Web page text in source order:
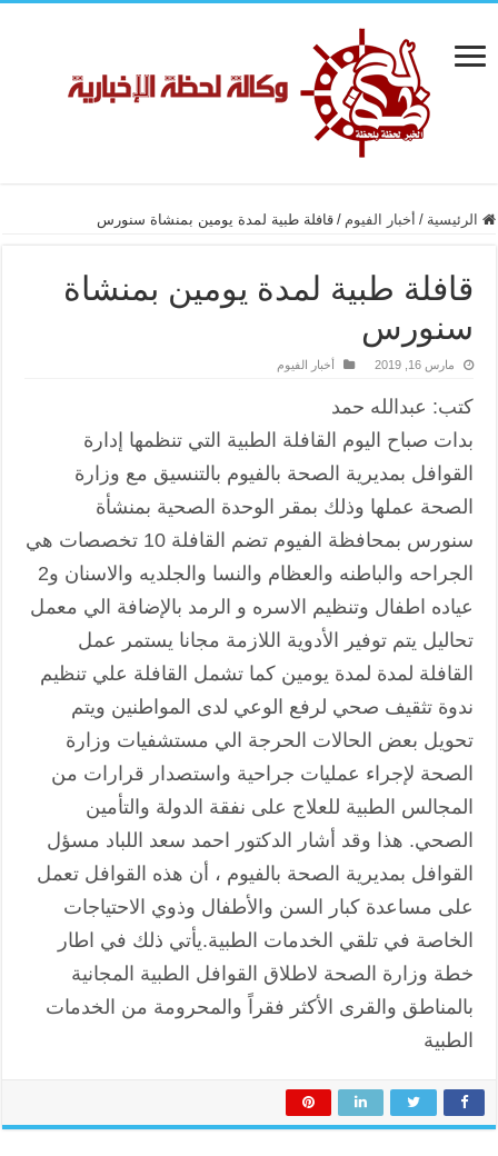
الرئيسية / أخبار الفيوم / قافلة طبية لمدة يومين بمنشاة سنورس
قافلة طبية لمدة يومين بمنشاة
سنورس
مارس 16, 2019 أخبار الفيوم
كتب: عبدالله حمد
بدات صباح اليوم القافلة الطبية التي تنظمها إدارة
القوافل بمديرية الصحة بالفيوم بالتنسيق مع وزارة
الصحة عملها وذلك بمقر الوحدة الصحية بمنشأة
سنورس بمحافظة الفيوم تضم القافلة 10 تخصصات هي
الجراحه والباطنه والعظام والنسا والجلديه والاسنان و2
عياده اطفال وتنظيم الاسره و الرمد بالإضافة الي معمل
تحاليل يتم توفير الأدوية اللازمة مجانا يستمر عمل
القافلة لمدة لمدة يومين كما تشمل القافلة علي تنظيم
ندوة تثقيف صحي لرفع الوعي لدى المواطنين ويتم
تحويل بعض الحالات الحرجة الي مستشفيات وزارة
الصحة لإجراء عمليات جراحية واستصدار قرارات من
المجالس الطبية للعلاج على نفقة الدولة والتأمين
الصحي. هذا وقد أشار الدكتور احمد سعد اللباد مسؤل
القوافل بمديرية الصحة بالفيوم ، أن هذه القوافل تعمل
على مساعدة كبار السن والأطفال وذوي الاحتياجات
الخاصة في تلقي الخدمات الطبية.يأتي ذلك في اطار
خطة وزارة الصحة لاطلاق القوافل الطبية المجانية
بالمناطق والقرى الأكثر فقراً والمحرومة من الخدمات
الطبية